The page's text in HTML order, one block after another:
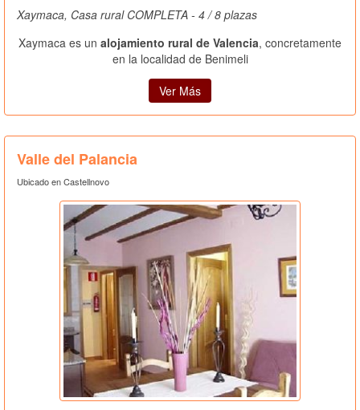
Xaymaca, Casa rural COMPLETA - 4 / 8 plazas
Xaymaca es un alojamiento rural de Valencia, concretamente
en la localidad de Benimeli
Ver Más
Valle del Palancia
Ubicado en Castellnovo